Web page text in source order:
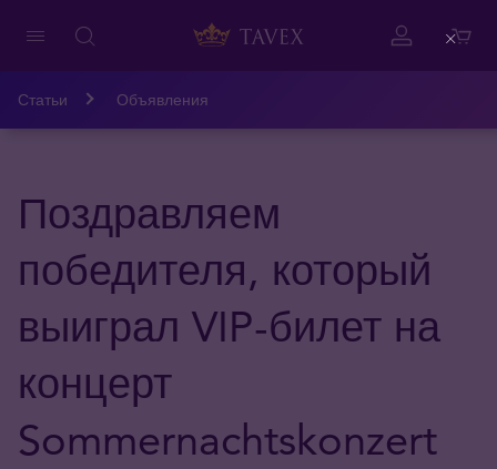
Статьи Объявления
Поздравляем
победителя, который
выиграл VIP-билет на
концерт
Sommernachtskonzert
Close